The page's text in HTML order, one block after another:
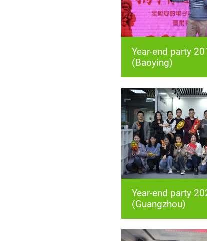
(Baoying)
(Guangzhou)